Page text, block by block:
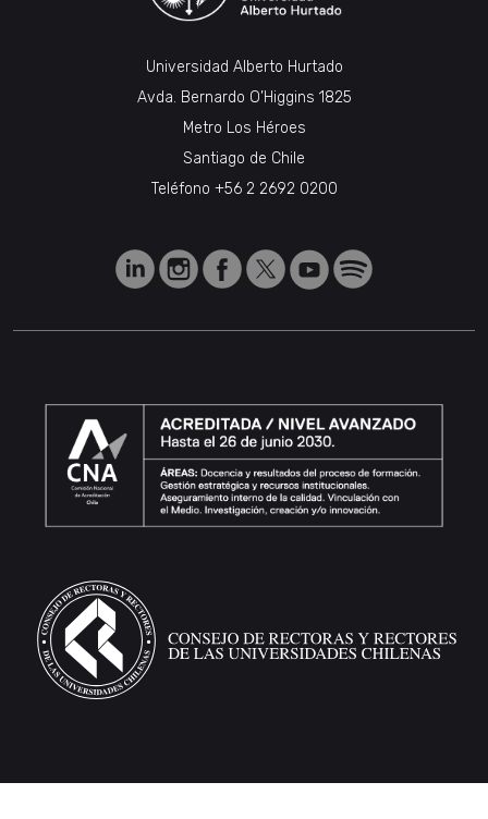
Universidad Alberto Hurtado
Avda. Bernardo O’Higgins 1825
Metro Los Héroes
Santiago de Chile
Teléfono +56 2 2692 0200